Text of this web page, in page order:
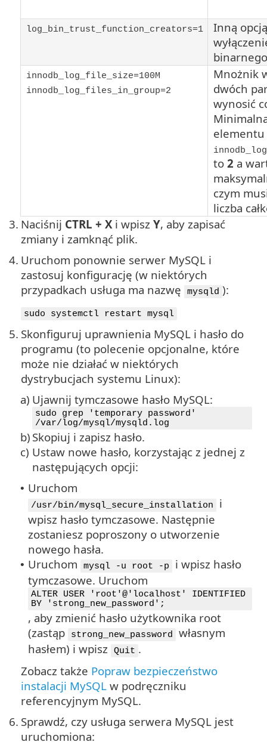
log_bin_trust_function_creators=1
Inną
innodb_log_file_size=100M
innodb_log_files_in_group=2
Mnożnik
dwóch
wynosić
elementu
to 2 a
czym
liczba
3. Naciśnij CTRL + Xi wpisz Y, aby zapisać
zmiany i zamknąć plik.
4. Uruchom ponownie serwer MySQL i
zastosuj konfigurację (w niektórych
przypadkach usługa ma nazwę
mysqld ):
sudo systemctl restart mysql
5. Skonfiguruj uprawnienia MySQL i hasło do
programu (to polecenie opcjonalne, które
może nie działać w niektórych
dystrybucjach systemu Linux):
a) Ujawnij tymczasowe hasło MySQL:
sudo grep 'temporary password'
/var/log/mysql/mysqld.log
b) Skopiuj i zapisz hasło.
c) Ustaw nowe hasło, korzystając z jednej z
następujących opcji:
• Uruchom
/usr/bin/mysql_secure_installation
i
wpisz hasło tymczasowe. Następnie
zostaniesz poproszony o utworzenie
nowego hasła.
• Uruchom mysql -u root -p
i wpisz hasło
tymczasowe. Uruchom
ALTER USER 'root'@'localhost' IDENTIFIED
BY 'strong_new_password';
, aby zmienić hasło użytkownika root
(zastąp
strong_new_password
własnym
hasłem) i wpisz
Quit .
Zobacz także Popraw bezpieczeństwo
instalacji MySQL w podręczniku
referencyjnym MySQL.
6. Sprawdź, czy usługa serwera MySQL jest
uruchomiona: